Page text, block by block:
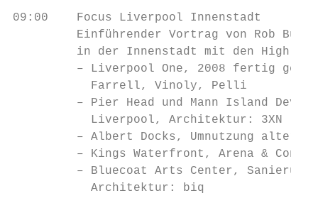
09:00    Focus Liverpool Innenstadt
Einführender Vortrag von Rob
in der Innenstadt mit den
– Liverpool One, 2008 fertig
           Farrell, Vinoly, Pelli
– Pier Head und Mann Island
           Liverpool, Architektur: 3XN
– Albert Docks, Umnutzung alter
– Kings Waterfront, Arena &
– Bluecoat Arts Center,
           Architektur: biq